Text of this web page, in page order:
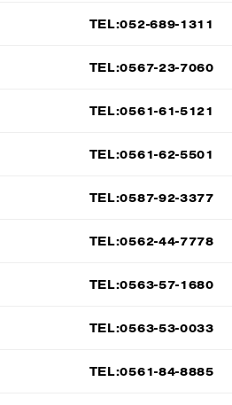
TEL:052-689-1311
TEL:0567-23-7060
TEL:0561-61-5121
TEL:0561-62-5501
TEL:0587-92-3377
TEL:0562-44-7778
TEL:0563-57-1680
TEL:0563-53-0033
TEL:0561-84-8885